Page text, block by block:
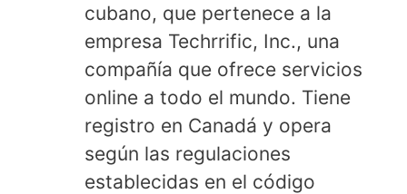
cubano, que pertenece a la
empresa Techrrific, Inc., una
compañía que ofrece servicios
online a todo el mundo. Tiene
registro en Canadá y opera
según las regulaciones
establecidas en el código